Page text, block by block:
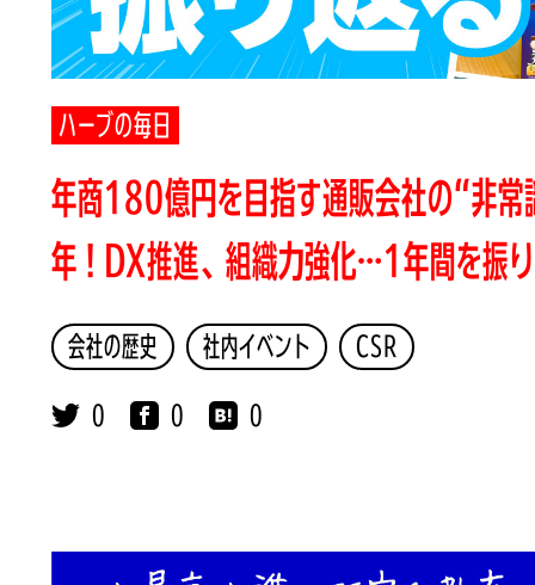
ハーブの毎日
年商180億円を目指す通販会社の“非
年！DX推進、組織力強化…1年間を振
会社の歴史 社内イベント CSR
0 0 0